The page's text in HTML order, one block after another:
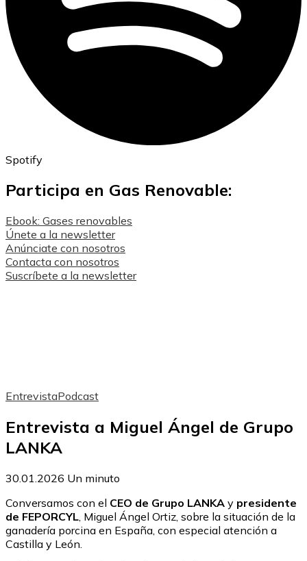
Spotify
Participa en Gas Renovable:
Ebook: Gases renovables
Únete a la newsletter
Anúnciate con nosotros
Contacta con nosotros
Suscríbete a la newsletter
EntrevistaPodcast
Entrevista a Miguel Ángel de Grupo
LANKA
30.01.2026 Un minuto
Conversamos con el CEO de Grupo LANKA y presidente
de FEPORCYL, Miguel Ángel Ortiz, sobre la situación de la
ganadería porcina en España, con especial atención a
Castilla y León.